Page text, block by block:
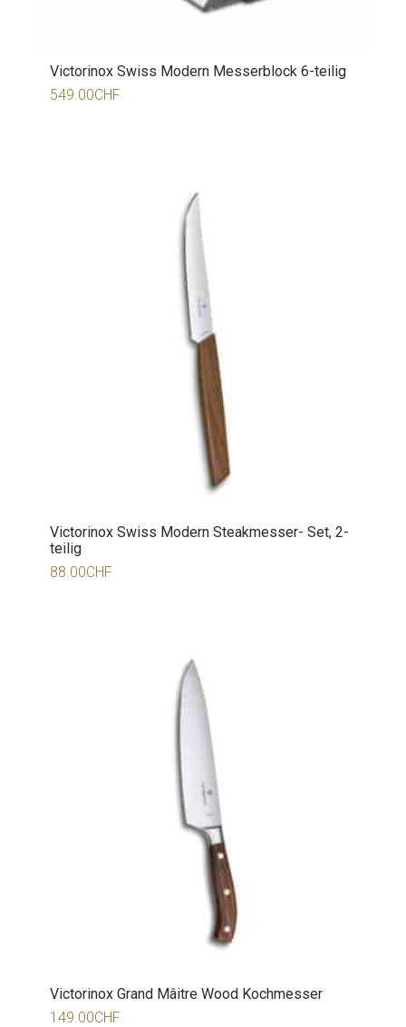
Victorinox Swiss Modern Messerblock 6-teilig
549.00CHF
Victorinox Swiss Modern Steakmesser- Set, 2-
teilig
88.00CHF
Victorinox Grand Mâitre Wood Kochmesser
149.00CHF